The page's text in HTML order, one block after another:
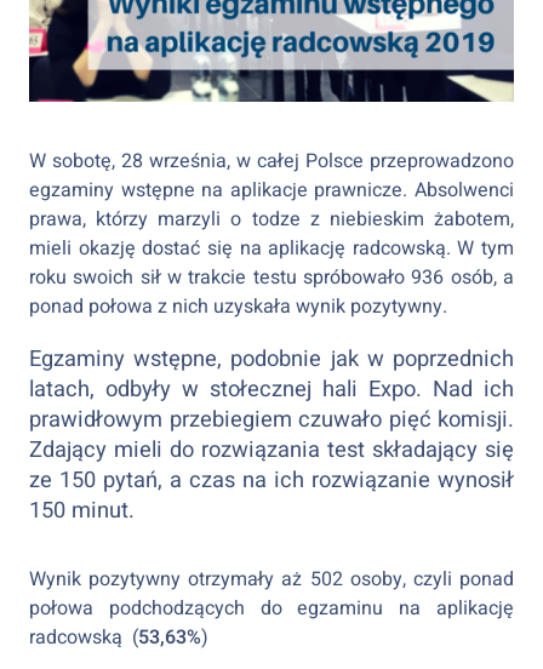
W sobotę, 28 września, w całej Polsce przeprowadzono
egzaminy wstępne na aplikacje prawnicze. Absolwenci
prawa, którzy marzyli o todze z niebieskim żabotem,
mieli okazję dostać się na aplikację radcowską. W tym
roku swoich sił w trakcie testu spróbowało 936 osób, a
ponad połowa z nich uzyskała wynik pozytywny.
Egzaminy wstępne, podobnie jak w poprzednich
latach, odbyły w stołecznej hali Expo. Nad ich
prawidłowym przebiegiem czuwało pięć komisji.
Zdający mieli do rozwiązania test składający się
ze 150 pytań, a czas na ich rozwiązanie wynosił
150 minut.
Wynik pozytywny otrzymały aż 502 osoby, czyli ponad
połowa podchodzących do egzaminu na aplikację
radcowską (53,63%)